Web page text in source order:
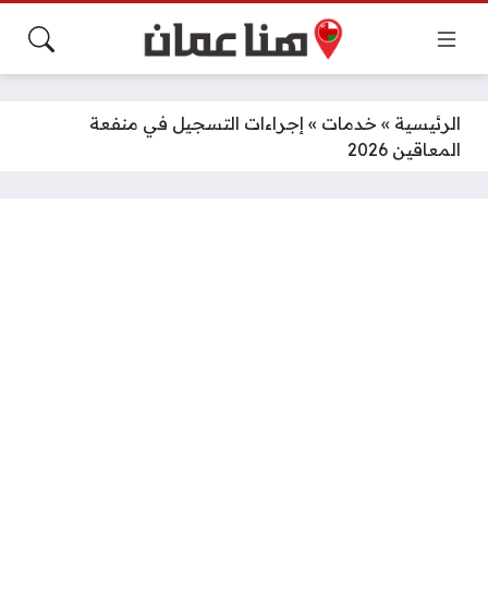
الرئيسية » خدمات » إجراءات التسجيل في منفعة
المعاقين 2026